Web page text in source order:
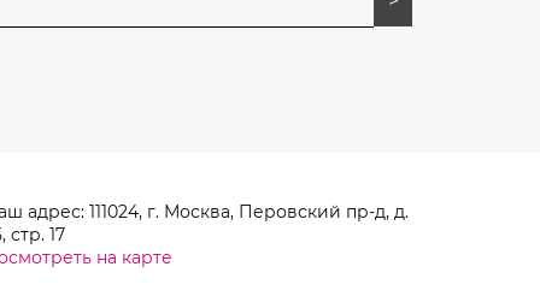
адрес: 111024, г. Москва, Перовский пр-д, д.
стр. 17
на карте